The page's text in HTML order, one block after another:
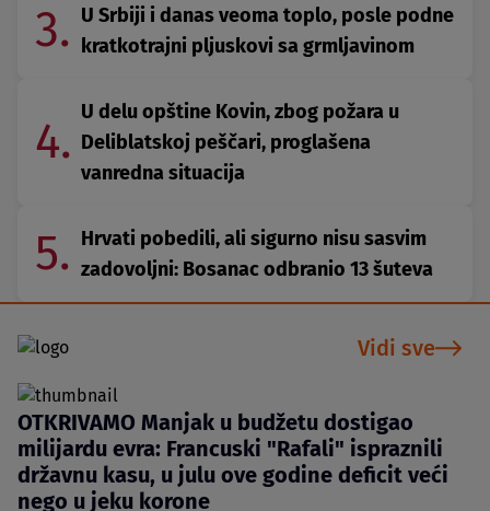
3. U Srbiji i danas veoma toplo, posle podne
kratkotrajni pljuskovi sa grmljavinom
4.
U delu opštine Kovin, zbog požara u
Deliblatskoj peščari, proglašena
vanredna situacija
5. Hrvati pobedili, ali sigurno nisu sasvim
zadovoljni: Bosanac odbranio 13 šuteva
Vidi sve
OTKRIVAMO Manjak u budžetu dostigao
milijardu evra: Francuski "Rafali" ispraznili
državnu kasu, u julu ove godine deficit veći
nego u jeku korone